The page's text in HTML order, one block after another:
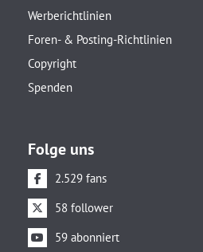
Werberichtlinien
Foren- & Posting-Richtlinien
Copyright
Spenden
Folge uns
2.529 fans
58 follower
59 abonniert